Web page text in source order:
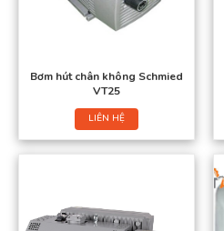
Bơm hút chân không Schmied
VT25
LIÊN HỆ